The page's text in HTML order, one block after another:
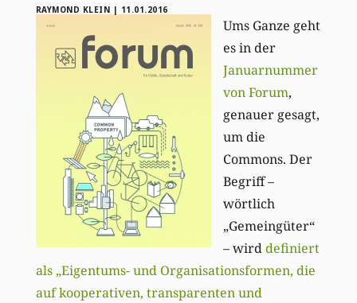
RAYMOND KLEIN | 11.01.2016
Ums Ganze geht
es in der
Januarnummer
von Forum,
genauer gesagt,
um die
Commons. Der
Begriff –
wörtlich
„Gemeingüter“
– wirddefiniert
als „Eigentums- und Organisationsformen, die
auf kooperativen, transparenten und